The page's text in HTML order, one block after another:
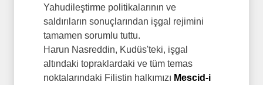
Yahudileştirme politikalarının ve
saldırıların sonuçlarından işgal rejimini
tamamen sorumlu tuttu.
​Harun Nasreddin, Kudüs'teki, işgal
altındaki topraklardaki ve tüm temas
noktalarındaki Filistin halkımızı Mescid-i